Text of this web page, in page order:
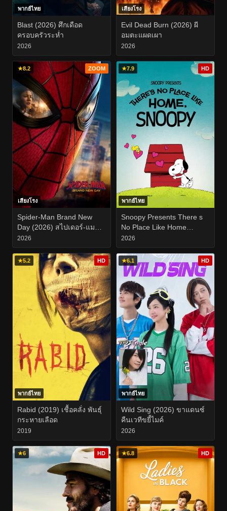
พากย์ไทย
Blast (2026) ศึกเดือด
ครอบครัวระห่ำ
2026
เสียงโรง
Evil Dead Burn (2026) ผี
อมตะแผดเผา
2026
★8.2 ZOOM
เสียงโรง
Spider-Man Brand New
Day (2026) สไปเดอร์-แมน
แบรนด์ นิว เดย์
2026
★7.9 HD
พากย์ไทย
Snoopy Presents There s
No Place Like Home
Snoopy (2026)
2026
★5.2 HD
พากย์ไทย
Rabid (2019) เชื้อคลั่ง พันธุ์
กระหายเลือด
2019
★6.1 HD
พากย์ไทย
Wild Sing (2026) ขาแดนซ์
คืนเวทีขยี้ไมค์
2026
★6 HD ★6.8 HD